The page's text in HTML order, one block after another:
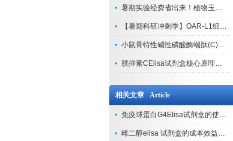
暑期实验经费省出来！植物玉米索核苷（ZR ）elisa酶联免疫试剂盒
【暑期科研冲刺季】OAR-L1细胞专用培养基特惠，助力实验高效突破
小鼠骨特性碱性磷酸酶端肽(C)elisa试剂盒大促，骨科研人速囤
胱抑素CElisa试剂盒核心原理、产品特性与全流程操作规范详解
相关文章 Article
免疫球蛋白G4Elisa试剂盒的使用存放要求有哪些？
雌二醇elisa 试剂盒的成本效益分析